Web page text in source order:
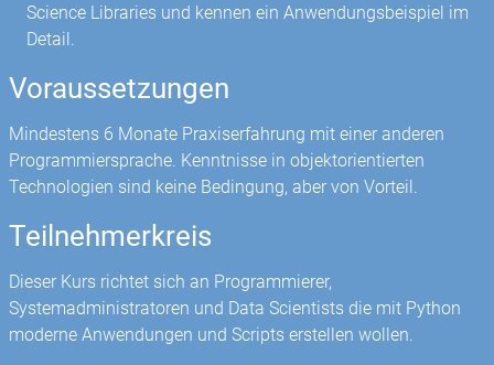
Science Libraries und kennen ein Anwendungsbeispiel im
Detail.
Voraussetzungen
Mindestens 6 Monate Praxiserfahrung mit einer anderen
Programmiersprache. Kenntnisse in objektorientierten
Technologien sind keine Bedingung, aber von Vorteil.
Teilnehmerkreis
Dieser Kurs richtet sich an Programmierer,
Systemadministratoren und Data Scientists die mit Python
moderne Anwendungen und Scripts erstellen wollen.